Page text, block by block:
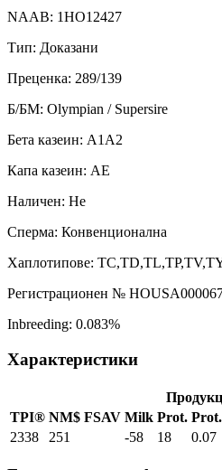
NAAB: 1HO12427
Тип: Доказани
Преценка: 289/139
Б/БМ: Olympian / Supersire
Бета казеин: A1A2
Капа казеин: AE
Наличен: Не
Сперма: Конвенционална
Хаплотипове:
Регистрационен №
Inbreeding: 0.083%
Характеристики
TPI® NM$ FSAV Milk Prot.
2338
251 -58 18 0.07